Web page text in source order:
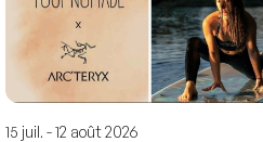
15 juil. - 12 août 2026